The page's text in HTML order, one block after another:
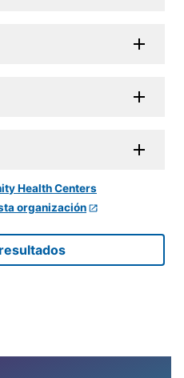
organización